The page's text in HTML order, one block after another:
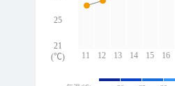
11 12 13 14 15 16
25
21
(℃)